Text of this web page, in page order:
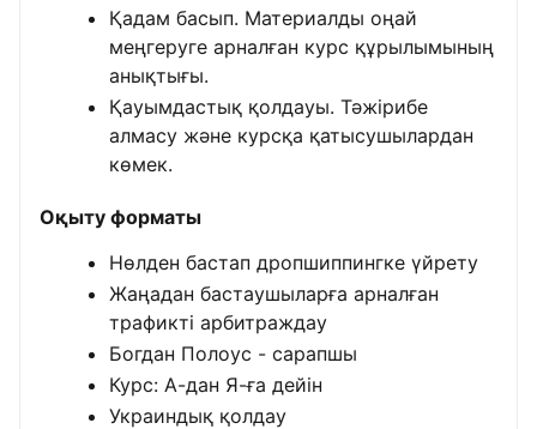
Қадам басып. Материалды оңай
меңгеруге арналған курс құрылымының
анықтығы.
Қауымдастық қолдауы. Тәжірибе
алмасу және курсқа қатысушылардан
көмек.
Оқыту форматы
Нөлден бастап дропшиппингке үйрету
Жаңадан бастаушыларға арналған
трафикті арбитраждау
Богдан Полоус - сарапшы
Курс: А-дан Я-ға дейін
Украиндық қолдау